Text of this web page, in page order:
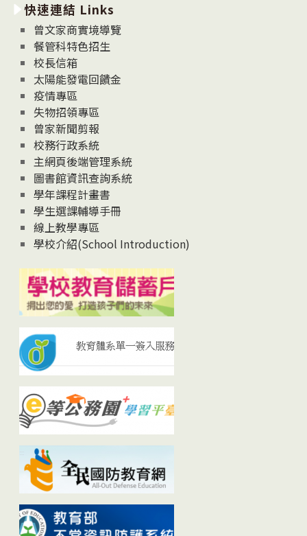
消
息
News
快速連結 Links
曾文家商實境導覽
餐管科特色招生
校長信箱
太陽能發電回饋金
疫情專區
失物招領專區
曾家新聞剪報
校務行政系統
主網頁後端管理系統
圖書館資訊查詢系統
學年課程計畫書
學生選課輔導手冊
線上教學專區
學校介紹(School Introduction)